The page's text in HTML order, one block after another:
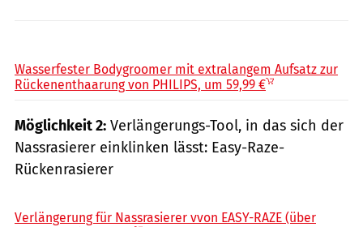
Wasserfester Bodygroomer mit extralangem Aufsatz zur
Rückenenthaarung von PHILIPS, um 59,99 €
Möglichkeit 2: Verlängerungs-Tool, in das sich der
Nassrasierer einklinken lässt: Easy-Raze-
Rückenrasierer
Verlängerung für Nassrasierer vvon EASY-RAZE (über